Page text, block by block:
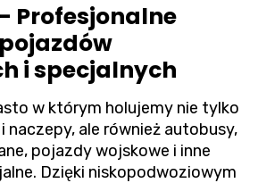
Profesjonalne
i specjalnych
w którym holujemy nie tylko
naczepy, ale również autobusy,
pojazdy wojskowe i inne
Dzięki niskopodwoziowym